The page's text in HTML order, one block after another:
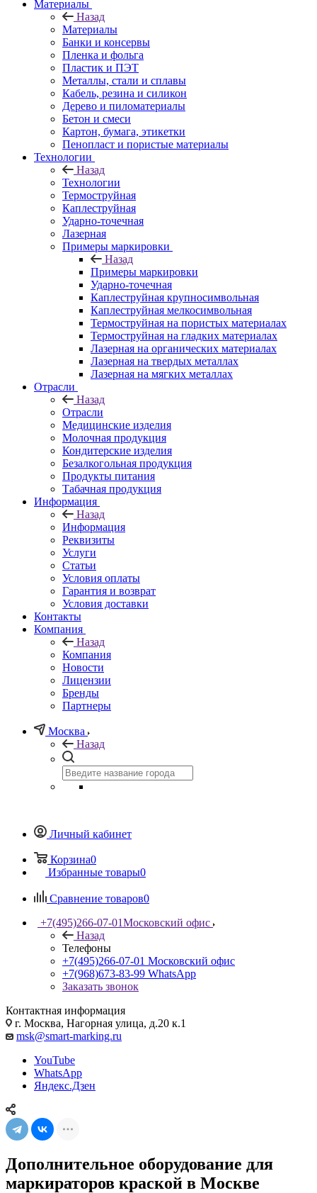
Материалы
Назад
Материалы
Банки и консервы
Пленка и фольга
Пластик и ПЭТ
Металлы, стали и сплавы
Кабель, резина и силикон
Дерево и пиломатериалы
Бетон и смеси
Картон, бумага, этикетки
Пенопласт и пористые материалы
Технологии
Назад
Технологии
Термоструйная
Каплеструйная
Ударно-точечная
Лазерная
Примеры маркировки
Назад
Примеры маркировки
Ударно-точечная
Каплеструйная крупносимвольная
Каплеструйная мелкосимвольная
Термоструйная на пористых материалах
Термоструйная на гладких материалах
Лазерная на органических материалах
Лазерная на твердых металлах
Лазерная на мягких металлах
Отрасли
Назад
Отрасли
Медицинские изделия
Молочная продукция
Кондитерские изделия
Безалкогольная продукция
Продукты питания
Табачная продукция
Информация
Назад
Информация
Реквизиты
Услуги
Статьи
Условия оплаты
Гарантия и возврат
Условия доставки
Контакты
Компания
Назад
Компания
Новости
Лицензии
Бренды
Партнеры
Москва
Назад
Личный кабинет
Корзина0
Избранные товары0
Сравнение товаров0
+7(495)266-07-01Московский офис
Назад
Телефоны
+7(495)266-07-01 Московский офис
+7(968)673-83-99 WhatsApp
Заказать звонок
Контактная информация
г. Москва, Нагорная улица, д.20 к.1
msk@smart-marking.ru
YouTube
WhatsApp
Яндекс.Дзен
Дополнительное оборудование для
маркираторов краской в Москве